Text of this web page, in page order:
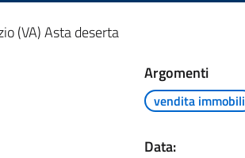
(VA) Asta deserta
Argomenti
vendita immobili
Data: